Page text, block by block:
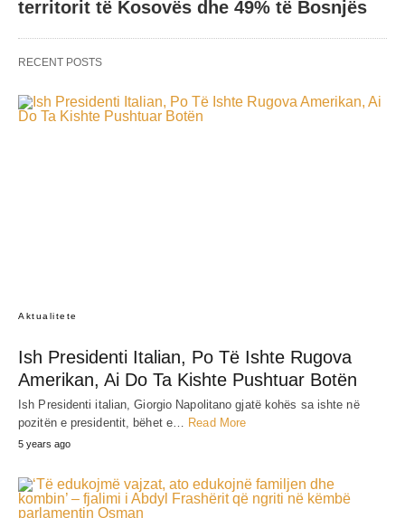
territorit të Kosovës dhe 49% të Bosnjës
RECENT POSTS
Aktualitete
Ish Presidenti Italian, Po Të Ishte Rugova
Amerikan, Ai Do Ta Kishte Pushtuar Botën
Ish Presidenti italian, Giorgio Napolitano gjatë kohës sa ishte në
pozitën e presidentit, bëhet e…
Read More
5 years ago